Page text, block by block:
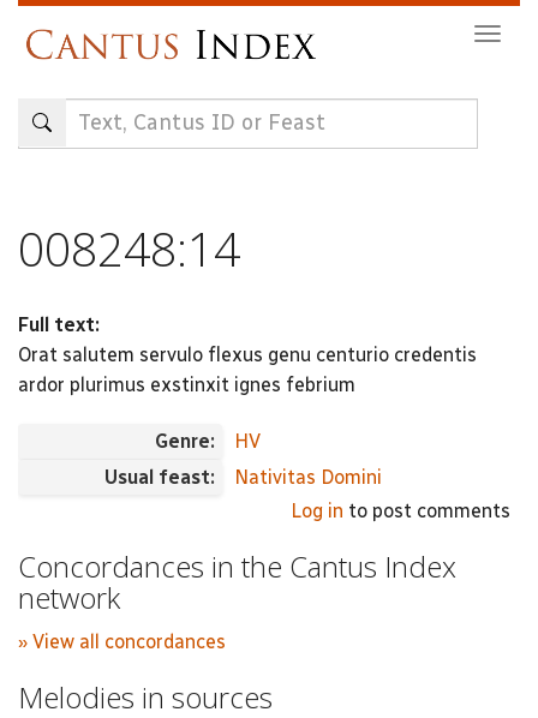
content
008248:14
Full text:
Orat salutem servulo flexus genu centurio credentis
ardor plurimus exstinxit ignes febrium
Genre:
HV
Usual feast:
Nativitas Domini
Log in to post comments
Concordances in the Cantus Index
network
» View all concordances
Melodies in sources